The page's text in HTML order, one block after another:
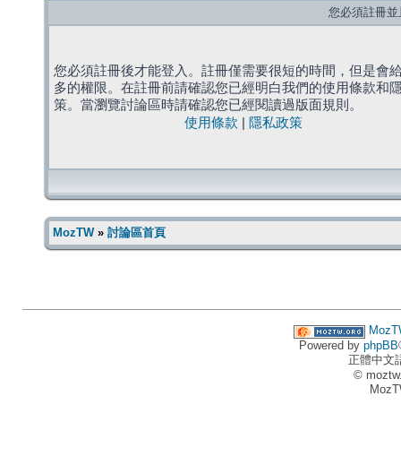
您必須註冊
您必須註冊後才能登入。註冊僅需要很短的時間，但是會
多的權限。在註冊前請確認您已經明白我們的使用條款和
策。當瀏覽討論區時請確認您已經閱讀過版面規則。
使用條款
隱私政策
MozTW» 討論區首頁
Powered by phpBB
正體中文
©